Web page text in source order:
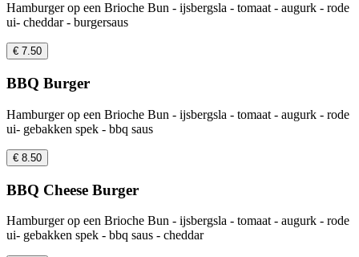
Hamburger op een Brioche Bun - ijsbergsla - tomaat - augurk - rode
ui- cheddar - burgersaus
€ 7.50
BBQ Burger
Hamburger op een Brioche Bun - ijsbergsla - tomaat - augurk - rode
ui- gebakken spek - bbq saus
€ 8.50
BBQ Cheese Burger
Hamburger op een Brioche Bun - ijsbergsla - tomaat - augurk - rode
ui- gebakken spek - bbq saus - cheddar